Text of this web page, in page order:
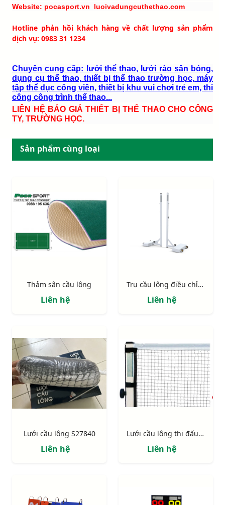
Website: pocasport.vn luoivadungcuthethao.com
Hotline phản hồi khách hàng về chất lượng sản phẩm
dịch vụ: 0983 31 1234
Chuyên cung cấp: lưới thể thao, lưới rào sân bóng,
dụng cụ thể thao, thiết bị thể thao trường học, máy
tập thể dục công viên, thiết bị khu vui chơi trẻ em, thi
công công trình thể thao...
LIÊN HỆ BÁO GIÁ THIẾT BỊ THỂ THAO CHO CÔNG
TY, TRƯỜNG HỌC.
Sản phẩm cùng loại
Thảm sân cầu lông
Liên hệ
Trụ cầu lông điều chỉnh độ cao đối trọng thép S27240
Liên hệ
Lưới cầu lông S27840
Liên hệ
Lưới cầu lông thi đấu S27875
Liên hệ